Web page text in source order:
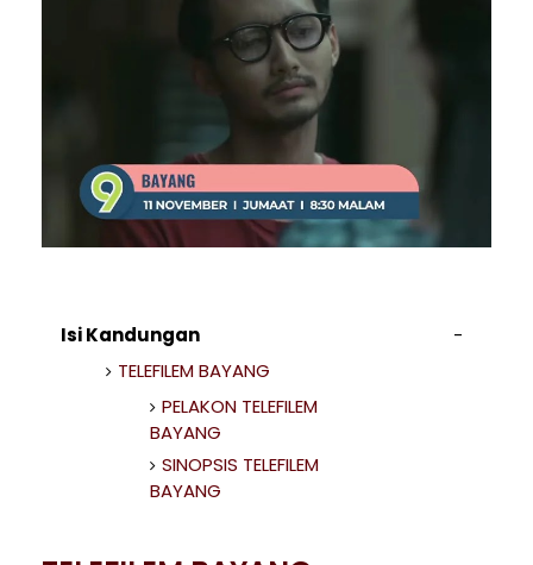
Isi Kandungan
TELEFILEM BAYANG
PELAKON TELEFILEM
BAYANG
SINOPSIS TELEFILEM
BAYANG